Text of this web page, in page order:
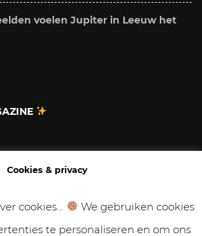
voelen Jupiter in Leeuw het
Cookies & privacy
cookies...
We gebruiken cookies
te personaliseren en om ons